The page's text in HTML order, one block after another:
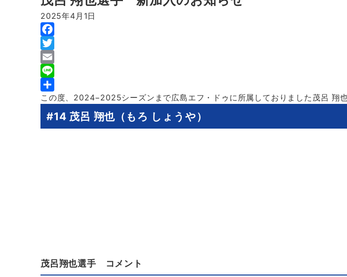
2025年4月1日
F
a
c
e
b
o
T
w
t
e
E
m
a
l
L
i
e
共
有
この度、2024−2025シーズンまで広島エフ・ドゥに所属しておりました茂呂 翔
#14 茂呂 翔也（もろ しょうや）
茂呂翔也選手 コメント